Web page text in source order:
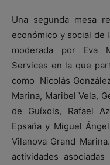
Una segunda mesa
económico y social de
moderada por Eva
Services en la que
como Nicolás
Marina, Maribel Vela,
de Guíxols, Rafael
Epsaña y Miguel
Vilanova Grand
actividades